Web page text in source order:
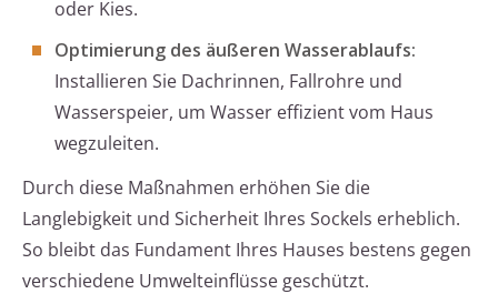
oder Kies.
Optimierung des äußeren Wasserablaufs:
Installieren Sie Dachrinnen, Fallrohre und
Wasserspeier, um Wasser effizient vom Haus
wegzuleiten.
Durch diese Maßnahmen erhöhen Sie die
Langlebigkeit und Sicherheit Ihres Sockels erheblich.
So bleibt das Fundament Ihres Hauses bestens gegen
verschiedene Umwelteinflüsse geschützt.